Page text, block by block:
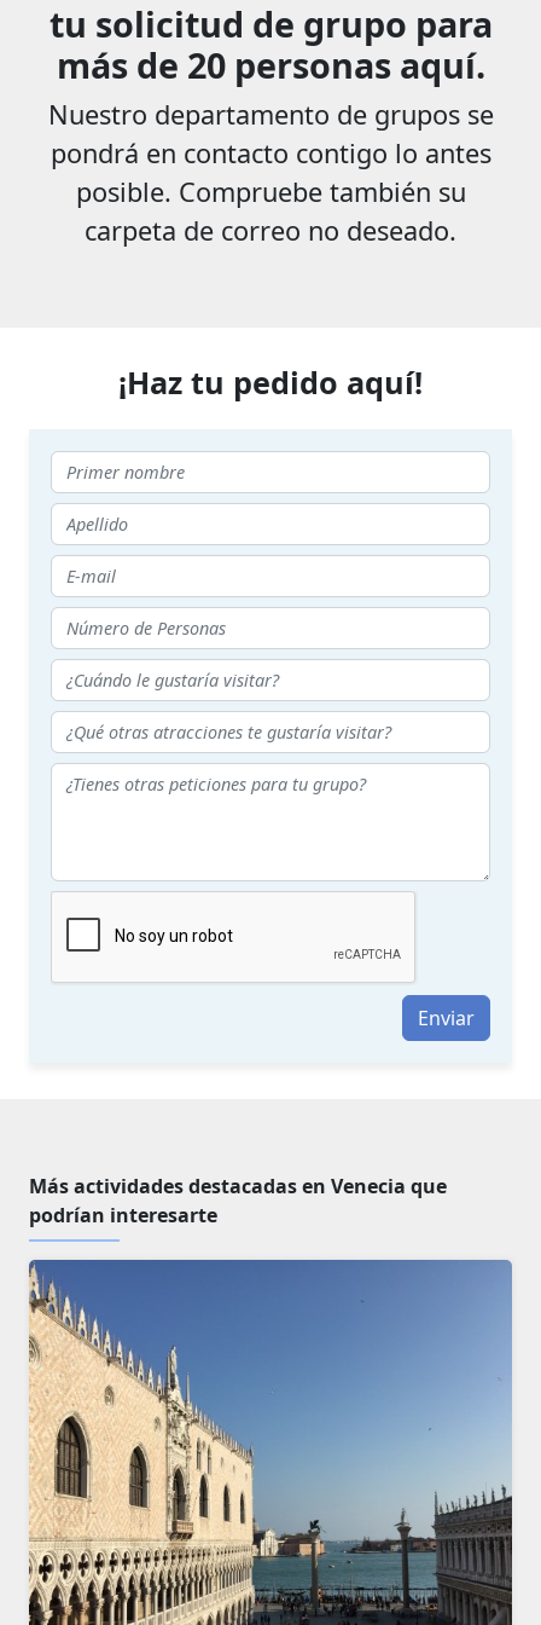
tu solicitud de grupo para
más de 20 personas aquí.
Nuestro departamento de grupos se
pondrá en contacto contigo lo antes
posible. Compruebe también su
carpeta de correo no deseado.
¡Haz tu pedido aquí!
Enviar
Más actividades destacadas en Venecia que
podrían interesarte